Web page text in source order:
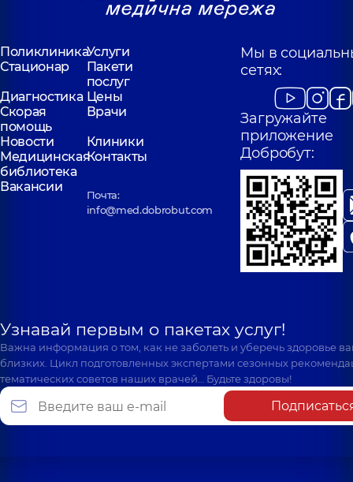
ПоликлиникаУслуги
Стационар
Пакети
послуг
Диагностика Цены
Скорая
помощь
Врачи
Новости
Клиники
Медицинская
библиотека
Контакты
Вакансии
Почта:
info@med.dobrobut.com
Мы в
сетях:
Загружайте
приложение
Добробут:
Узнавай первым о пакетах услуг!
Важна информация о том, как не заболеть и уберечь здоровье
близких. Цикл подготовленных экспертами сезонных
тематических советов наших врачей… Будьте здоровы!